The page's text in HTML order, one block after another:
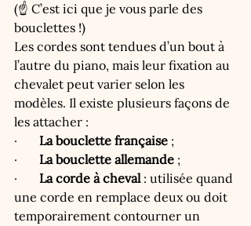
(☝️ C’est ici que je vous parle des
bouclettes !)
Les cordes sont tendues d’un bout à
l’autre du piano, mais leur fixation au
chevalet peut varier selon les
modèles. Il existe plusieurs façons de
les attacher :
· La bouclette française ;
· La bouclette allemande ;
· La corde à cheval : utilisée quand
une corde en remplace deux ou doit
temporairement contourner un